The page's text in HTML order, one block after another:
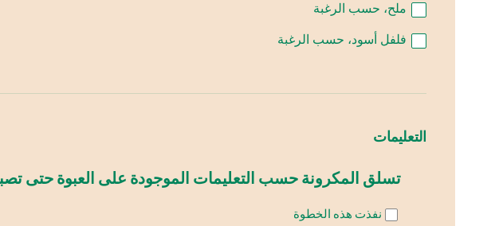
ملح، حسب الرغبة
فلفل أسود، حسب الرغبة
التعليمات
تسلق المكرونة حسب التعليمات الموجودة على العبوة حتى
نفذت هذه الخطوة